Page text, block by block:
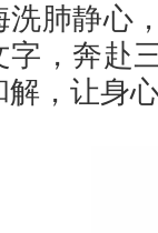
洗肺静心
字，奔赴
解，让身